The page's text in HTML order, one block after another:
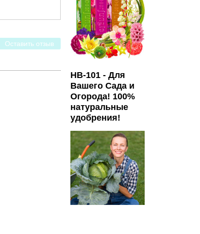
Оставить отзыв
HB-101 - Для
Вашего Сада и
Огорода! 100%
натуральные
удобрения!